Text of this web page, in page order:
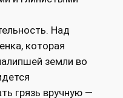
Над
которая
земли во
грязь вручную —